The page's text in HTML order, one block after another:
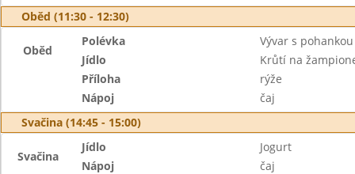
Oběd (11:30 - 12:30)
Oběd
Polévka
Vývar s pohankou
Jídlo
Krůtí na
Příloha
rýže
Nápoj
čaj
Svačina (14:45 - 15:00)
Svačina
Jídlo
Jogurt
Nápoj
čaj